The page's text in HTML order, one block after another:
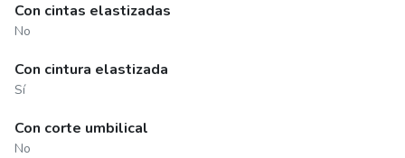
Con cintas elastizadas
No
Con cintura elastizada
Sí
Con corte umbilical
No